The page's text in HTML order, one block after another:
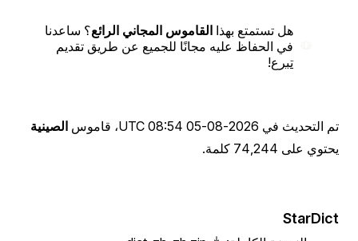
هل تستمتع بهذا القاموس المجاني الرائع؟ ساعدنا
في الحفاظ عليه مجانًا للجميع عن طريق تقديم
تبرع!
تم التحديث في 2026-08-05 08:54 UTC ، قاموس الصينية
يحتوي على 74,244 كلمة.
StarDict